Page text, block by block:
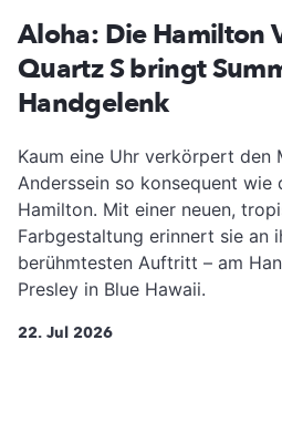
Aloha: Die Hamilton
Quartz S bringt
Handgelenk
Kaum eine Uhr verkörpert den
Anderssein so konsequent wie
Hamilton. Mit einer neuen,
Farbgestaltung erinnert sie an
berühmtesten Auftritt – am
Presley in Blue Hawaii.
22. Jul 2026